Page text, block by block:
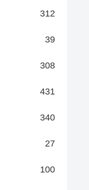
312
39
308
431
340
27
100